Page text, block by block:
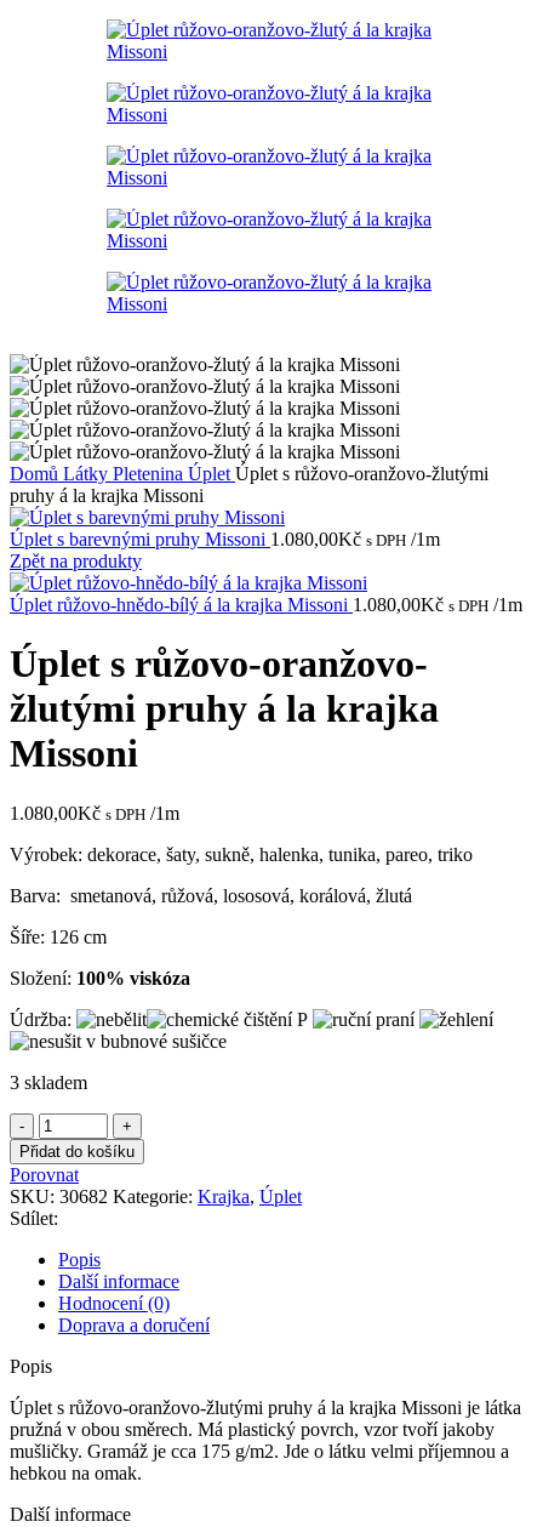
Domů Látky Pletenina Úplet Úplet s růžovo-oranžovo-žlutými
pruhy á la krajka Missoni
Úplet s barevnými pruhy Missoni 1.080,00Kč s DPH /1m
Zpět na produkty
Úplet růžovo-hnědo-bílý á la krajka Missoni 1.080,00Kč s DPH /1m
Úplet s růžovo-oranžovo-
žlutými pruhy á la krajka
Missoni
1.080,00Kč s DPH /1m
Výrobek: dekorace, šaty, sukně, halenka, tunika, pareo, triko
Barva: smetanová, růžová, lososová, korálová, žlutá
Šíře: 126 cm
Složení: 100% viskóza
Údržba:
3 skladem
Úplet
s
růžovo-
oranžovo-
žlutými
pruhy
á
la
krajka
Missoni
množství
Přidat do košíku
Porovnat
SKU: 30682 Kategorie: Krajka, Úplet
Sdílet:
Popis
Další informace
Hodnocení (0)
Doprava a doručení
Popis
Úplet s růžovo-oranžovo-žlutými pruhy á la krajka Missoni je látka
pružná v obou směrech. Má plastický povrch, vzor tvoří jakoby
mušličky. Gramáž je cca 175 g/m2. Jde o látku velmi příjemnou a
hebkou na omak.
Další informace